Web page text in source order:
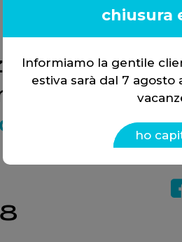
7
chiusura
Informiamo la gentile
estiva sarà dal 7 agosto
ho